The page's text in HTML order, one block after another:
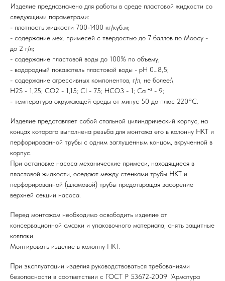
Изделие предназначено для работы в среде пластовой жидкости со
следующими параметрами:
- плотность жидкости 700-1400 кг/куб.м;
- содержание мех. примесей с твердостью до 7 баллов по Моосу -
до 2 г/л;
- содержание пластовой воды до 100% по объему;
- водородный показатель пластовой воды - рН 0…8,5;
- содержание агрессивных компонентов, г/л, не более:\
H2S - 1,25; CO2 - 1,15; Cl - 75; HCO3 - 1; Ca ⁺² - 9;
- температура окружающей среды от минус 50 до плюс 220°С.
Изделие представляет собой стальной цилиндрический корпус, на
концах которого выполнена резьба для монтажа его в колонну НКТ и
перфорированной трубы с одним заглушенным концом, вкрученной в
корпус.
При остановке насоса механические примеси, находящиеся в
пластовой жидкости, оседают между стенками трубы НКТ и
перфорированной (шламовой) трубы предотвращая засорение
верхней секции насоса.
Перед монтажом необходимо освободить изделие от
консервационной смазки и упаковочного материала, снять защитные
колпаки.
Монтировать изделие в колонну НКТ.
При эксплуатации изделия руководствоваться требованиями
безопасности в соответствии с ГОСТ Р 53672-2009 "Арматура